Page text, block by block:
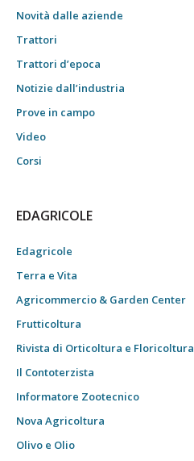
Novità dalle aziende
Trattori
Trattori d’epoca
Notizie dall’industria
Prove in campo
Video
Corsi
EDAGRICOLE
Edagricole
Terra e Vita
Agricommercio & Garden Center
Frutticoltura
Rivista di Orticoltura e Floricoltura
Il Contoterzista
Informatore Zootecnico
Nova Agricoltura
Olivo e Olio